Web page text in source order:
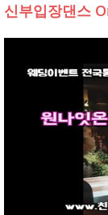
신부입장댄스